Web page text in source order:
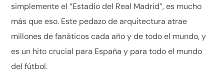
simplemente el “Estadio del Real Madrid”, es mucho
más que eso. Este pedazo de arquitectura atrae
millones de fanáticos cada año y de todo el mundo, y
es un hito crucial para España y para todo el mundo
del fútbol.